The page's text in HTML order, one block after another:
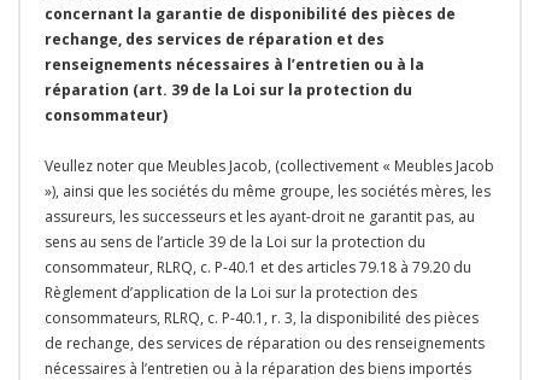
concernant la garantie de disponibilité des pièces de
rechange, des services de réparation et des
renseignements nécessaires à l’entretien ou à la
réparation (art. 39 de la Loi sur la protection du
consommateur)
Veullez noter que Meubles Jacob, (collectivement « Meubles Jacob
»), ainsi que les sociétés du même groupe, les sociétés mères, les
assureurs, les successeurs et les ayant-droit ne garantit pas, au
sens au sens de l’article 39 de la Loi sur la protection du
consommateur, RLRQ, c. P-40.1 et des articles 79.18 à 79.20 du
Règlement d’application de la Loi sur la protection des
consommateurs, RLRQ, c. P-40.1, r. 3, la disponibilité des pièces
de rechange, des services de réparation ou des renseignements
nécessaires à l’entretien ou à la réparation des biens importés